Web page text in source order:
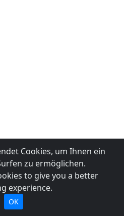
Cookies, um Ihnen ein
zu ermöglichen.
to give you a better
experience.
OK